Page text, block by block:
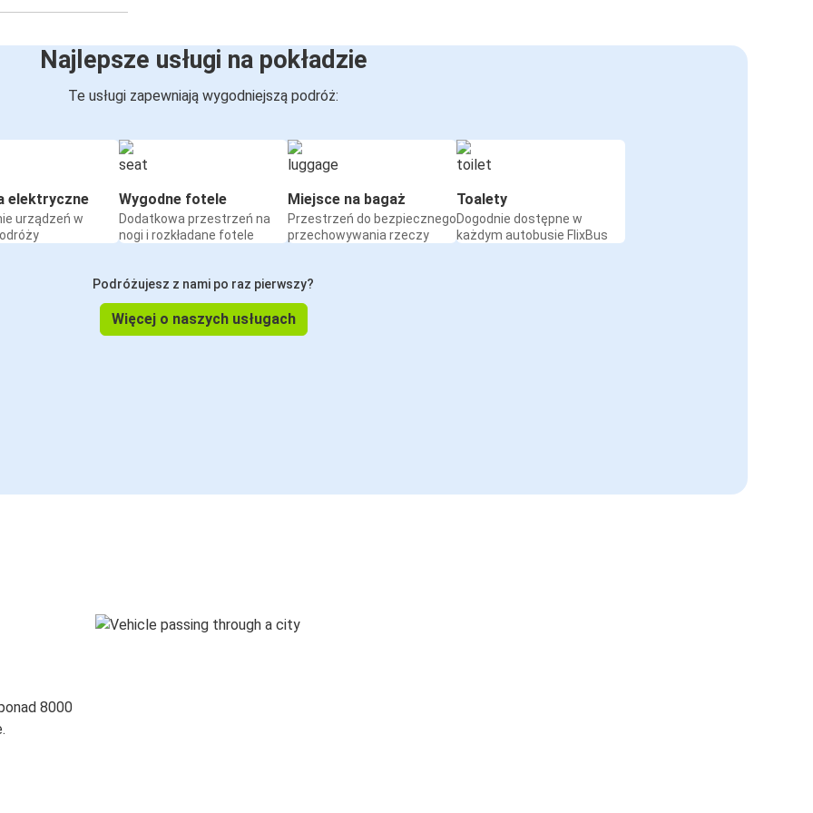
Najlepsze usługi na pokładzie
Te usługi zapewniają wygodniejszą podróż:
elektryczne
urządzeń w
Wygodne fotele
Dodatkowa przestrzeń na
nogi i rozkładane fotele
Miejsce na bagaż
Przestrzeń do bezpiecznego
przechowywania rzeczy
Toalety
Dogodnie dostępne w
każdym autobusie FlixBus
Podróżujesz z nami po raz pierwszy?
Więcej o naszych usługach
8000